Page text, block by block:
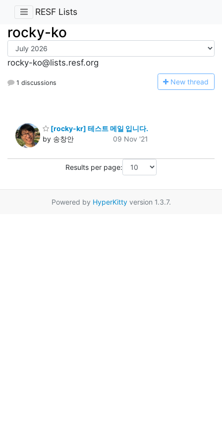
RESF Lists
rocky-ko
rocky-ko@lists.resf.org
1 discussions New thread
[rocky-kr] 테스트 메일 입니다.
by 송창안
09 Nov '21
Results per page:
Powered by HyperKittyversion 1.3.7.